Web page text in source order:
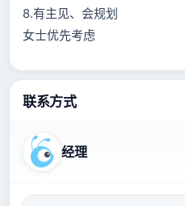
8.有主见、会规划
女士优先考虑
联系方式
经理